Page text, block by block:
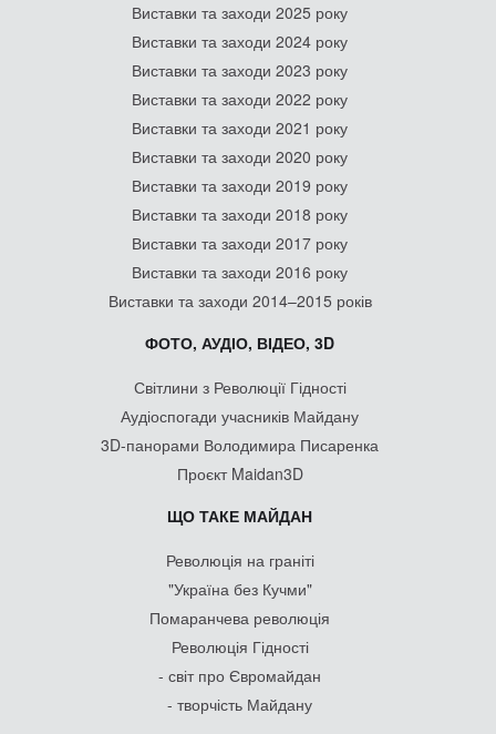
Виставки та заходи 2025 року
Виставки та заходи 2024 року
Виставки та заходи 2023 року
Виставки та заходи 2022 року
Виставки та заходи 2021 року
Виставки та заходи 2020 року
Виставки та заходи 2019 року
Виставки та заходи 2018 року
Виставки та заходи 2017 року
Виставки та заходи 2016 року
Виставки та заходи 2014–2015 років
ФОТО, АУДІО, ВІДЕО, 3D
Світлини з Революції Гідності
Аудіоспогади учасників Майдану
3D-панорами Володимира Писаренка
Проєкт Maidan3D
ЩО ТАКЕ МАЙДАН
Революція на граніті
"Україна без Кучми"
Помаранчева революція
Революція Гідності
- світ про Євромайдан
- творчість Майдану